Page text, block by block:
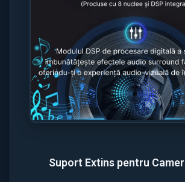
Suport Extins pentru